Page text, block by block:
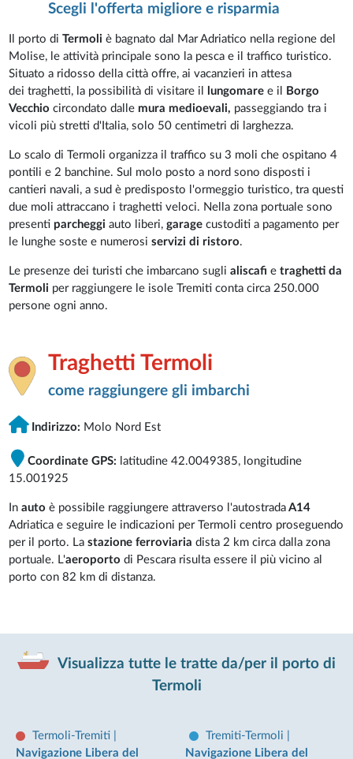
Scegli l'offerta migliore e risparmia
Il porto diTermoliè bagnato dal Mar Adriatico nella regione del
Molise, le attività principale sono la pesca e il traffico turistico.
Situato a ridosso della città offre, ai vacanzieri in attesa
dei traghetti, la possibilità di visitare il
lungomaree il
Borgo
Vecchio circondato dalle mura medioevali, passeggiando tra i
vicoli più stretti d'Italia, solo 50 centimetri di larghezza.
Lo scalo di Termoli organizza il traffico su 3 moli che ospitano 4
pontili e 2 banchine. Sul molo posto a nord sono disposti i
cantieri navali, a sud è predisposto l'ormeggio turistico, tra questi
due moli attraccano i traghetti veloci. Nella zona portuale sono
presenti parcheggiauto liberi,garagecustoditi a pagamento per
le lunghe soste e numerosiservizi di ristoro.
Le presenze dei turisti che imbarcano suglialiscafietraghetti da
Termoli per raggiungere le isole Tremiti conta circa 250.000
persone ogni anno.
Traghetti Termoli
come raggiungere gli imbarchi
Indirizzo: Molo Nord Est
Coordinate GPS: latitudine 42.0049385, longitudine
15.001925
Inauto è possibile raggiungere attraverso l'autostrada A14
Adriatica e seguire le indicazioni per Termoli centro proseguendo
per il porto. Lastazione ferroviariadista 2 km circa dalla zona
portuale. L'aeroporto di Pescara risulta essere il più vicino al
porto con 82 km di distanza.
Visualizza tutte le tratte da/per il porto di
Termoli
Termoli-Tremiti
Navigazione Libera del
Tremiti-Termoli
Navigazione Libera del